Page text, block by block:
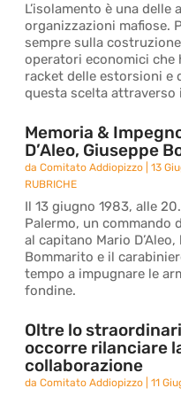
L’isolamento è una delle
organizzazioni mafiose.
sempre sulla
operatori economici che
racket delle estorsioni e
questa scelta
Memoria &
D’Aleo, Giuseppe
daComitato Addiopizzo |13
RUBRICHE
Il 13 giugno 1983, alle
Palermo, un commando
al capitano Mario
Bommarito e il
tempo a impugnare le
fondine.
Oltre lo
occorre rilanciare
collaborazione
daComitato Addiopizzo |11